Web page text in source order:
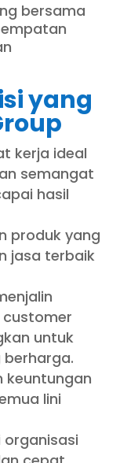
bersama
yang
kerja ideal
semangat
hasil
produk yang
jasa terbaik
customer
untuk
keuntungan
lini
organisasi